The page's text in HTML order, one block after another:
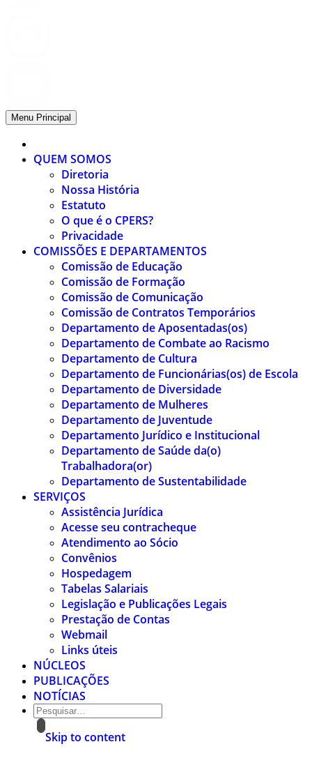
Menu Principal
QUEM SOMOS
Diretoria
Nossa História
Estatuto
O que é o CPERS?
Privacidade
COMISSÕES E DEPARTAMENTOS
Comissão de Educação
Comissão de Formação
Comissão de Comunicação
Comissão de Contratos Temporários
Departamento de Aposentadas(os)
Departamento de Combate ao Racismo
Departamento de Cultura
Departamento de Funcionárias(os) de Escola
Departamento de Diversidade
Departamento de Mulheres
Departamento de Juventude
Departamento Jurídico e Institucional
Departamento de Saúde da(o)
Trabalhadora(or)
Departamento de Sustentabilidade
SERVIÇOS
Assistência Jurídica
Acesse seu contracheque
Atendimento ao Sócio
Convênios
Hospedagem
Tabelas Salariais
Legislação e Publicações Legais
Prestação de Contas
Webmail
Links úteis
NÚCLEOS
PUBLICAÇÕES
NOTÍCIAS
Skip to content